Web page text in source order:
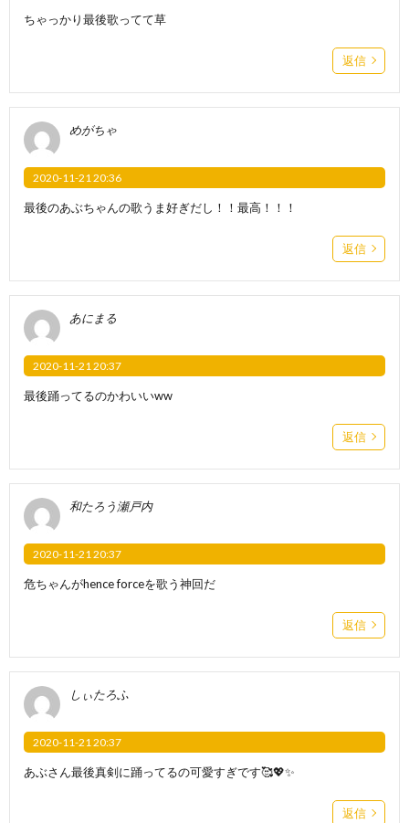
ちゃっかり最後歌ってて草
返信
めがちゃ
2020-11-21 20:36
最後のあぶちゃんの歌うま好ぎだし！！最高！！！
返信
あにまる
2020-11-21 20:37
最後踊ってるのかわいいww
返信
和たろう瀬戸内
2020-11-21 20:37
危ちゃんがhence forceを歌う神回だ
返信
しぃたろふ
2020-11-21 20:37
あぶさん最後真剣に踊ってるの可愛すぎです🥰💖✨
返信